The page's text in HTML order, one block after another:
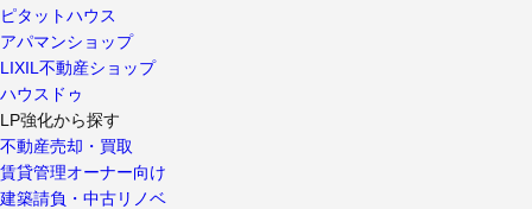
ピタットハウス
アパマンショップ
LIXIL不動産ショップ
ハウスドゥ
LP強化から探す
不動産売却・買取
賃貸管理オーナー向け
建築請負・中古リノベ